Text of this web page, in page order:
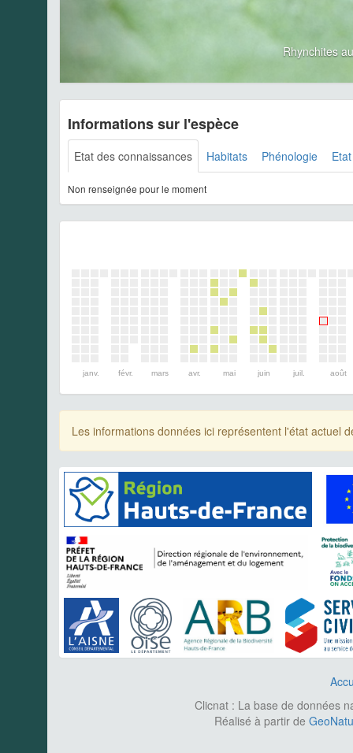
Rhynchites
Informations sur l'espèce
Etat des connaissances Habitats Phénologie
Non renseignée pour le moment
janv. févr. mars avr. mai juin juil. août
Les informations données ici représentent l'état actuel
Clicnat : La base de données
Réalisé à partir de